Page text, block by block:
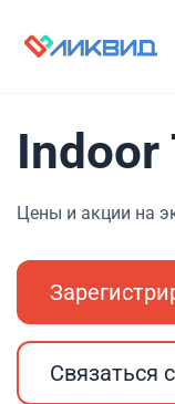
Цены и акции на
Связаться